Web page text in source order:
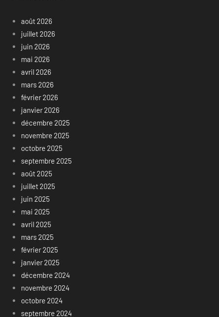
août 2026
juillet 2026
juin 2026
mai 2026
avril 2026
mars 2026
février 2026
janvier 2026
décembre 2025
novembre 2025
octobre 2025
septembre 2025
août 2025
juillet 2025
juin 2025
mai 2025
avril 2025
mars 2025
février 2025
janvier 2025
décembre 2024
novembre 2024
octobre 2024
septembre 2024